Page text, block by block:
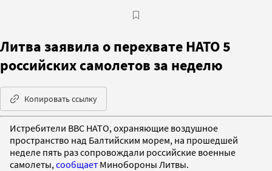
Литва заявила о перехвате НАТО 5
российских самолетов за неделю
Копировать ссылку
Истребители ВВС НАТО, охраняющие воздушное
пространство над Балтийским морем, на прошедшей
неделе пять раз сопровождали российские военные
самолеты, сообщает Минобороны Литвы.